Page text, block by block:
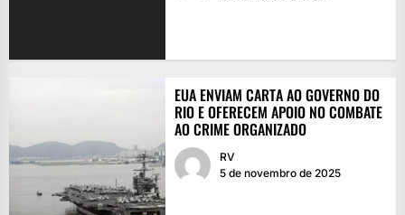
EUA ENVIAM CARTA AO GOVERNO DO
RIO E OFERECEM APOIO NO COMBATE
AO CRIME ORGANIZADO
RV
5 de novembro de 2025